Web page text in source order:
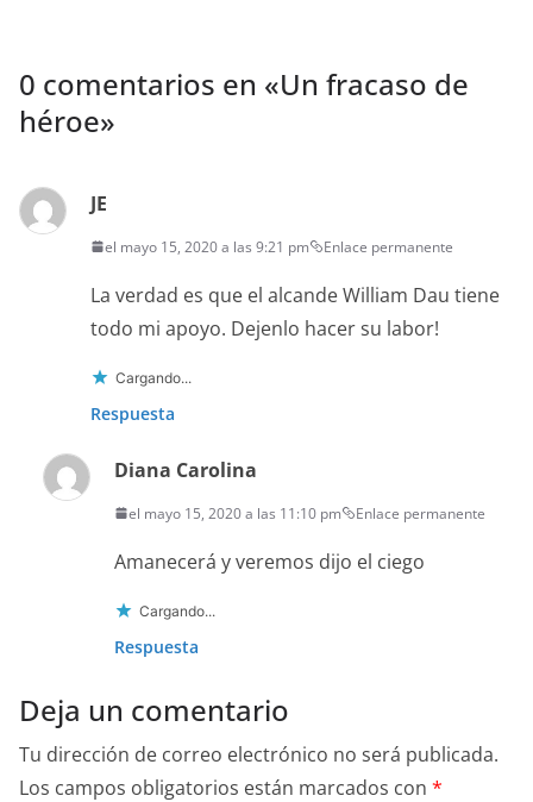
0 comentarios en «Un fracaso de
héroe»
JE
el mayo 15, 2020 a las 9:21 pm Enlace permanente
La verdad es que el alcande William Dau tiene
todo mi apoyo. Dejenlo hacer su labor!
Cargando...
Respuesta
Diana Carolina
el mayo 15, 2020 a las 11:10 pm Enlace permanente
Amanecerá y veremos dijo el ciego
Cargando...
Respuesta
Deja un comentario
Tu dirección de correo electrónico no será publicada.
Los campos obligatorios están marcados con *